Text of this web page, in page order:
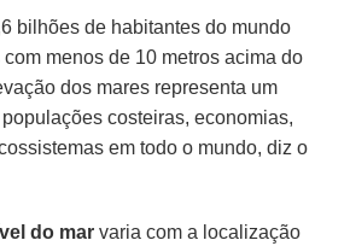
bilhões de habitantes do mundo
menos de 10 metros acima do
dos mares representa um
costeiras, economias,
em todo o mundo, diz o
do mar varia com a localização